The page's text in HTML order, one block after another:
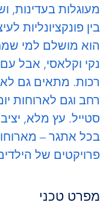
מעוגלות בעדינות,
בין פונקציונליות
הוא מושלם למי
נקי וקלאסי, אבל
רכות. מתאים גם
רחב וגם לארוחות
סטייל. עץ מלא,
בכל אתגר –
פרויקטים של
מפרט טכני